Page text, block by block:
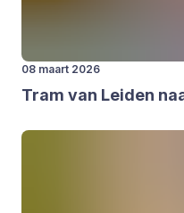
08 maart 2026
Tram van Lei­den